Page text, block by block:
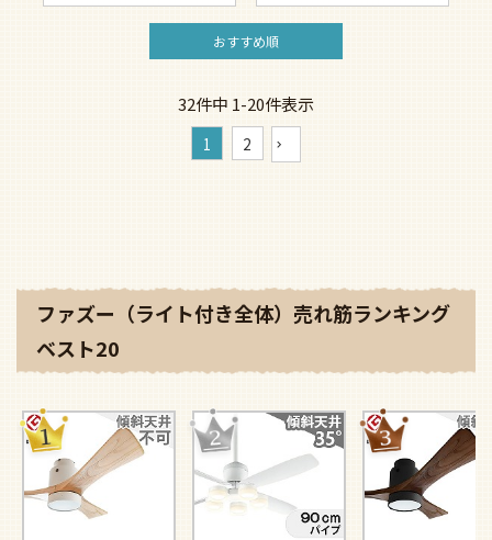
おすすめ順
32件中 1-20件表示
1 2
ファズー（ライト付き全体）売れ筋ランキング
ベスト20